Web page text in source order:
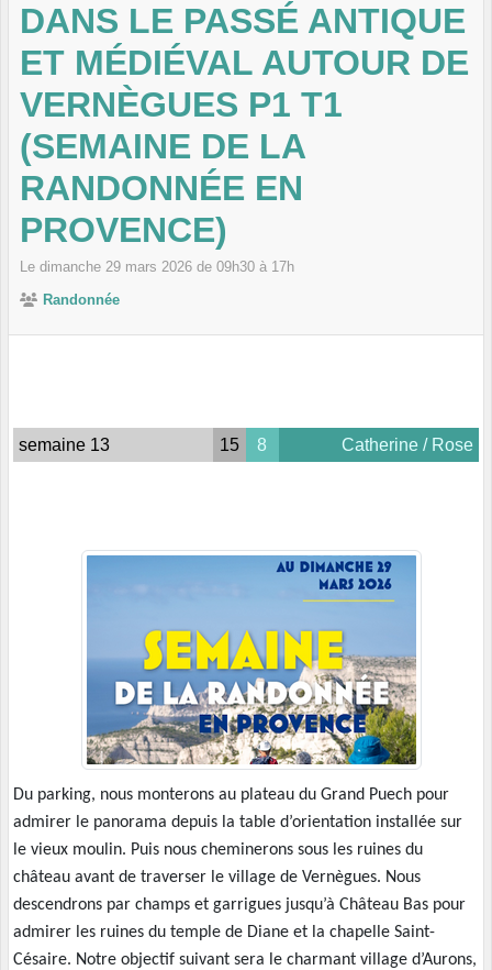
DANS LE PASSÉ ANTIQUE
ET MÉDIÉVAL AUTOUR DE
VERNÈGUES P1 T1
(SEMAINE DE LA
RANDONNÉE EN
PROVENCE)
Le dimanche 29 mars 2026 de 09h30 à 17h
Randonnée
semaine 13 15 8 Catherine / Rose
Du parking, nous monterons au plateau du Grand Puech pour
admirer le panorama depuis la table d’orientation installée sur
le vieux moulin. Puis nous cheminerons sous les ruines du
château avant de traverser le village de Vernègues. Nous
descendrons par champs et garrigues jusqu’à Château Bas pour
admirer les ruines du temple de Diane et la chapelle Saint-
Césaire. Notre objectif suivant sera le charmant village d’Aurons,